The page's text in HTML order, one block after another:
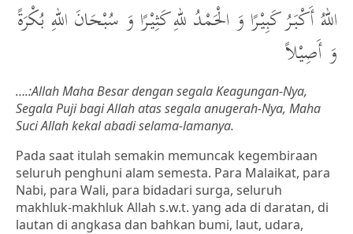
اللهُ أَكْبَرُ كَبِيْرًا وَ الْحَمْدُ للهِ كَثِيْرًا وَ سُبْحَانَ اللهِ بُكْرَةً
وَ أَصِيْلاً
….:Allah Maha Besar dengan segala Keagungan-Nya,
Segala Puji bagi Allah atas segala anugerah-Nya, Maha
Suci Allah kekal abadi selama-lamanya.
Pada saat itulah semakin memuncak kegembiraan
seluruh penghuni alam semesta. Para Malaikat, para
Nabi, para Wali, para bidadari surga, seluruh
makhluk-makhluk Allah s.w.t. yang ada di daratan, di
lautan di angkasa dan bahkan bumi, laut, udara,